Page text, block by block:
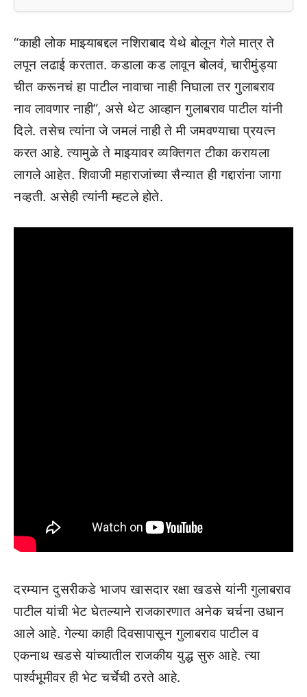
“काही लोक माझ्याबद्दल नशिराबाद येथे बोलून गेले मात्र ते
लपून लढाई करतात. कडाला कड लावून बोलवं, चारीमुंड्या
चीत करूनचं हा पाटील नावाचा नाही निघाला तर गुलाबराव
नाव लावणार नाही”, असे थेट आव्हान गुलाबराव पाटील यांनी
दिले. तसेच त्यांना जे जमलं नाही ते मी जमवण्याचा प्रयत्न
करत आहे. त्यामुळे ते माझ्यावर व्यक्तिगत टीका करायला
लागले आहेत. शिवाजी महाराजांच्या सैन्यात ही गद्दारांना जागा
नव्हती. असेही त्यांनी म्हटले होते.
दरम्यान दुसरीकडे भाजप खासदार रक्षा खडसे यांनी गुलाबराव
पाटील यांची भेट घेतल्याने राजकारणात अनेक चर्चना उधान
आले आहे. गेल्या काही दिवसापासून गुलाबराव पाटील व
एकनाथ खडसे यांच्यातील राजकीय युद्ध सुरु आहे. त्या
पार्श्वभूमीवर ही भेट चर्चेची ठरते आहे.